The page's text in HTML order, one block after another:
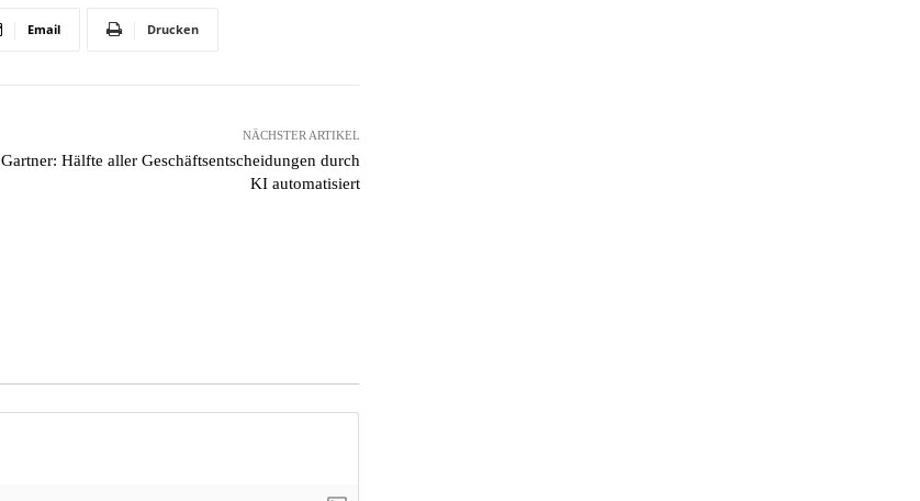
Email Drucken
NÄCHSTER ARTIKEL
Gartner: Hälfte aller Geschäftsentscheidungen durch
KI automatisiert